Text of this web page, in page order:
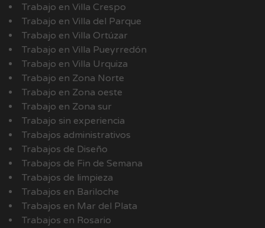
Trabajo en Villa Crespo
Trabajo en Villa del Parque
Trabajo en Villa Ortúzar
Trabajo en Villa Pueyrredón
Trabajo en Villa Urquiza
Trabajo en Zona Norte
Trabajo en Zona oeste
Trabajo en Zona sur
Trabajo sin experiencia
Trabajos administrativos
Trabajos de Diseño
Trabajos de Fin de Semana
Trabajos de limpieza
Trabajos en Bariloche
Trabajos en Mar del Plata
Trabajos en Rosario